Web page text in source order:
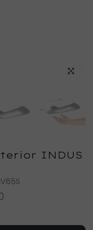
Haz
INDUS